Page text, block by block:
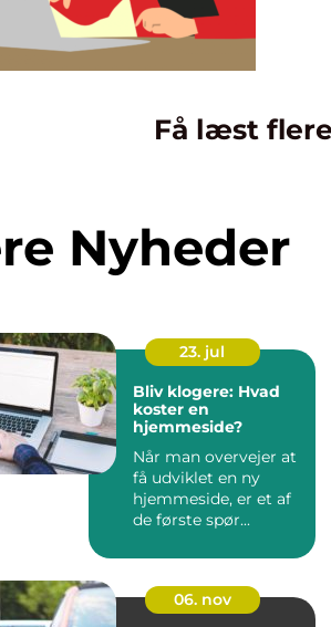
Få læst
Nyheder
23. jul
Bliv klogere: Hvad
koster en
hjemmeside?
Når man overvejer at
få udviklet en ny
hjemmeside, er et af
de første spør...
06. nov